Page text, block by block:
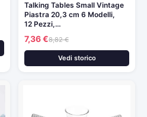
Talking Tables Small Vintage
Piastra 20,3 cm 6 Modelli,
12 Pezzi,…
7,36 €8,82 €
Vedi storico